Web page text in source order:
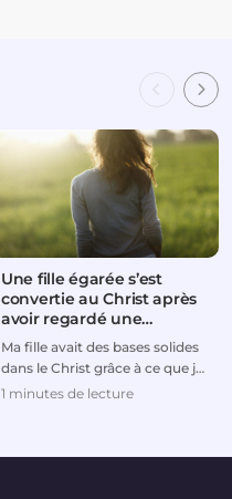
Une fille égarée s’est
convertie au Christ après
avoir regardé une
émission télévisée
Ma fille avait des bases solides
dans le Christ grâce à ce que je
lui avais enseigné quand elle
1 minutes de lecture